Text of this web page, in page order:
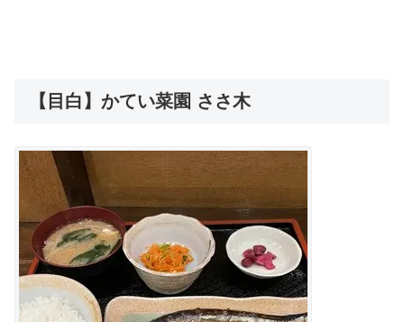
【目白】かてい菜園 ささ木